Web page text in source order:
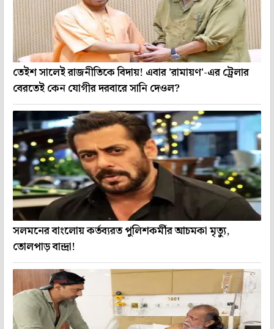
তেইশ সালেই রাজনীতিকে বিদায়! এবার 'রামায়ণ'-এর ট্রেলার
বেরতেই কেন যোগীর দরবারে সানি দেওল?
সলমনের বাংলোয় কর্তব্যরত পুলিশকর্মীর আচমকা মৃত্যু,
তোলপাড় বান্দ্রা!